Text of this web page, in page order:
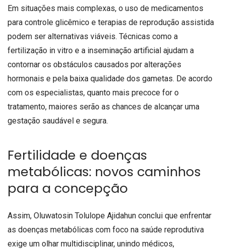
Em situações mais complexas, o uso de medicamentos
para controle glicêmico e terapias de reprodução assistida
podem ser alternativas viáveis. Técnicas como a
fertilização in vitro e a inseminação artificial ajudam a
contornar os obstáculos causados por alterações
hormonais e pela baixa qualidade dos gametas. De acordo
com os especialistas, quanto mais precoce for o
tratamento, maiores serão as chances de alcançar uma
gestação saudável e segura.
Fertilidade e doenças
metabólicas: novos caminhos
para a concepção
Assim, Oluwatosin Tolulope Ajidahun conclui que enfrentar
as doenças metabólicas com foco na saúde reprodutiva
exige um olhar multidisciplinar, unindo médicos,